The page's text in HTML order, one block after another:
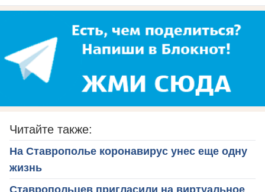
Читайте также:
На Ставрополье коронавирус унес еще одну
жизнь